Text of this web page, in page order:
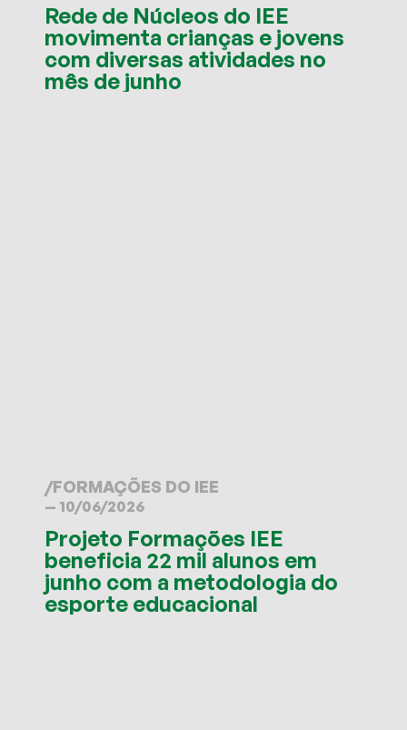
Rede de Núcleos do IEE
movimenta crianças e jovens
com diversas atividades no
mês de junho
/FORMAÇÕES DO IEE
— 10/06/2026
Projeto Formações IEE
beneficia 22 mil alunos em
junho com a metodologia do
esporte educacional